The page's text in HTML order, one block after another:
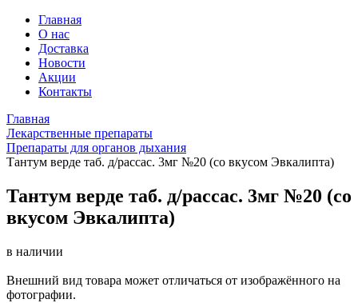
Главная
О нас
Доставка
Новости
Акции
Контакты
Главная
Лекарственные препараты
Препараты для органов дыхания
Тантум верде таб. д/рассас. 3мг №20 (со вкусом Эвкалипта)
Тантум верде таб. д/рассас. 3мг №20 (со
вкусом Эвкалипта)
в наличии
Внешний вид товара может отличаться от изображённого на
фотографии.